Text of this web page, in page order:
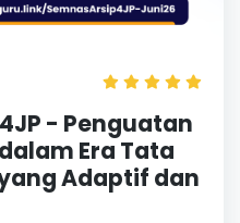
- Penguatan
Era Tata
Adaptif dan